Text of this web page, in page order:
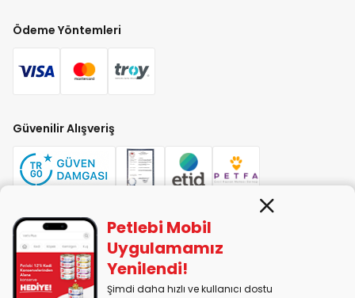
Ödeme Yöntemleri
Güvenilir Alışveriş
PETLEBİ EVCİL HAYVAN ÜRÜNLERİ PAZ. SAN. TİC. LTD. ŞTİ. Alaşarköy Mah.
1. Alaşar Cad. No: 9 Osmangazi/Bursa
7290599225 vergi numarasıyla Uludağ Vergi Dairesi'ne bağlıdır.
Petlebi Mobil
Uygulamamız
Yenilendi!
Şimdi daha hızlı ve kullanıcı dostu